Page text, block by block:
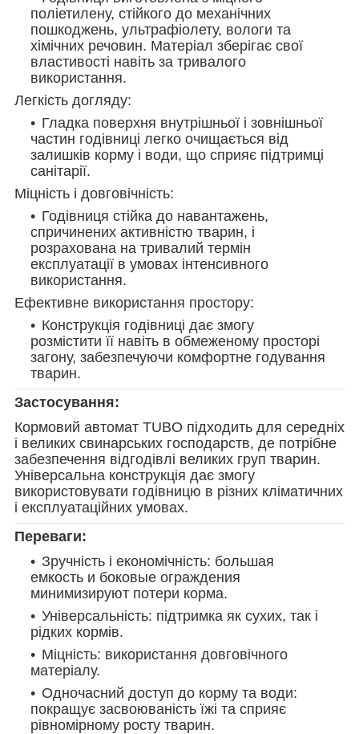
поліетилену, стійкого до механічних
пошкоджень, ультрафіолету, вологи та
хімічних речовин. Матеріал зберігає свої
властивості навіть за тривалого
використання.
Легкість догляду:
Гладка поверхня внутрішньої і зовнішньої
частин годівниці легко очищається від
залишків корму і води, що сприяє підтримці
санітарії.
Міцність і довговічність:
Годівниця стійка до навантажень,
спричинених активністю тварин, і
розрахована на тривалий термін
експлуатації в умовах інтенсивного
використання.
Ефективне використання простору:
Конструкція годівниці дає змогу
розмістити її навіть в обмеженому просторі
загону, забезпечуючи комфортне годування
тварин.
Застосування:
Кормовий автомат TUBO підходить для середніх
і великих свинарських господарств, де потрібне
забезпечення відгодівлі великих груп тварин.
Універсальна конструкція дає змогу
використовувати годівницю в різних кліматичних
і експлуатаційних умовах.
Переваги:
Зручність і економічність: большая
емкость и боковые ограждения
минимизируют потери корма.
Універсальність: підтримка як сухих, так і
рідких кормів.
Міцність: використання довговічного
матеріалу.
Одночасний доступ до корму та води:
покращує засвоюваність їжі та сприяє
рівномірному росту тварин.